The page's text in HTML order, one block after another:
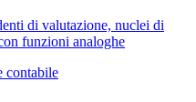
di valutazione, nuclei di
funzioni analoghe
contabile